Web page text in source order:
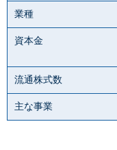
業種
資本金
流通株式数
主な事業